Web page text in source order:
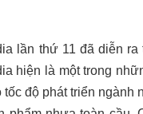
lần thứ 11 đã diễn ra
hiện là một trong
độ phát triển